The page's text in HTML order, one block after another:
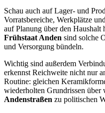
Schau auch auf Lager- und
Vorratsbereiche, Werkplätze
auf Planung über den
Frühstaat Anden sind solche
und Versorgung bündeln.
Wichtig sind außerdem
erkennst Reichweite nicht nur
Routine: gleichen
wiederholten Grundrissen über
Andenstraßen zu politischen